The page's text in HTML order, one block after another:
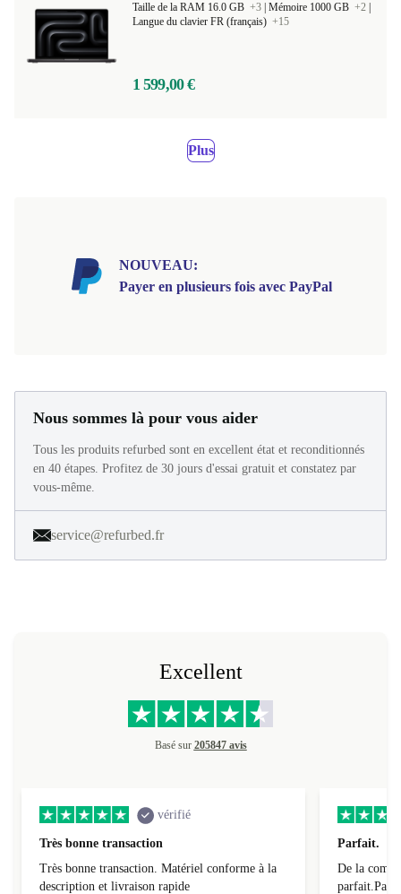
Taille de la RAM 16.0 GB +3 Mémoire 1000 GB +2
Langue du clavier FR (français) +15
1 599,00 €
Plus
NOUVEAU:
Payer en plusieurs fois avec PayPal
Nous sommes là pour vous aider
Tous les produits refurbed sont en excellent état et reconditionnés
en 40 étapes. Profitez de 30 jours d'essai gratuit et constatez par
vous-même.
service@refurbed.fr
Excellent
Basé sur 205847 avis
vérifié
Très bonne transaction
Très bonne transaction. Matériel conforme à la
description et livraison rapide
Parfait.
De la